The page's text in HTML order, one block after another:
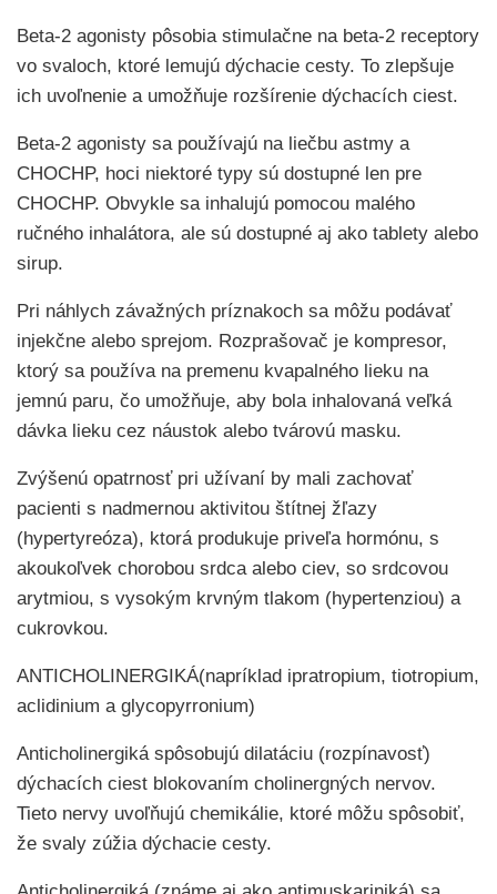
Beta-2 agonisty pôsobia stimulačne na beta-2 receptory
vo svaloch, ktoré lemujú dýchacie cesty. To zlepšuje
ich uvoľnenie a umožňuje rozšírenie dýchacích ciest.
Beta-2 agonisty sa používajú na liečbu astmy a
CHOCHP, hoci niektoré typy sú dostupné len pre
CHOCHP. Obvykle sa inhalujú pomocou malého
ručného inhalátora, ale sú dostupné aj ako tablety alebo
sirup.
Pri náhlych závažných príznakoch sa môžu podávať
injekčne alebo sprejom. Rozprašovač je kompresor,
ktorý sa používa na premenu kvapalného lieku na
jemnú paru, čo umožňuje, aby bola inhalovaná veľká
dávka lieku cez náustok alebo tvárovú masku.
Zvýšenú opatrnosť pri užívaní by mali zachovať
pacienti s nadmernou aktivitou štítnej žľazy
(hypertyreóza), ktorá produkuje priveľa hormónu, s
akoukoľvek chorobou srdca alebo ciev, so srdcovou
arytmiou, s vysokým krvným tlakom (hypertenziou) a
cukrovkou.
ANTICHOLINERGIKÁ(napríklad ipratropium, tiotropium,
aclidinium a glycopyrronium)
Anticholinergiká spôsobujú dilatáciu (rozpínavosť)
dýchacích ciest blokovaním cholinergných nervov.
Tieto nervy uvoľňujú chemikálie, ktoré môžu spôsobiť,
že svaly zúžia dýchacie cesty.